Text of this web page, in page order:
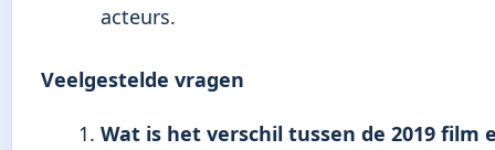
acteurs.
Veelgestelde vragen
Wat is het verschil tussen de 2019 film